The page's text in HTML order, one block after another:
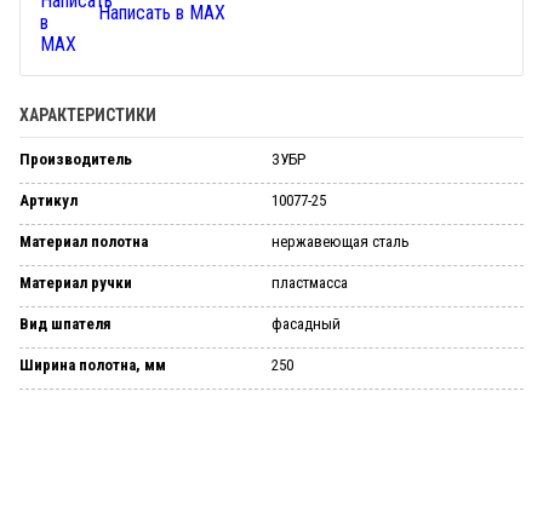
Написать в MAX
ХАРАКТЕРИСТИКИ
Производитель ЗУБР
Артикул 10077-25
Материал полотна нержавеющая сталь
Материал ручки пластмасса
Вид шпателя фасадный
Ширина полотна, мм 250